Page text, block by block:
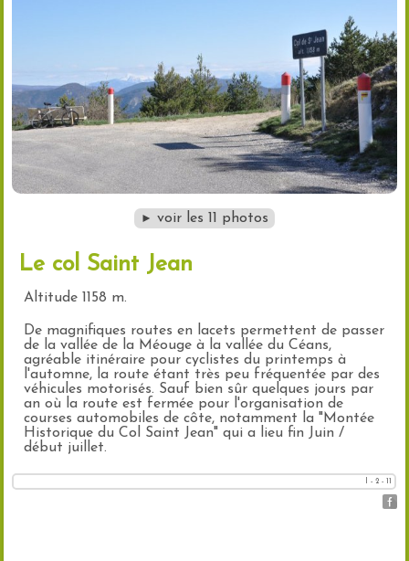
► voir les 11 photos
Le col Saint Jean
Altitude 1158 m.
De magnifiques routes en lacets permettent de passer
de la vallée de la Méouge à la vallée du Céans,
agréable itinéraire pour cyclistes du printemps à
l'automne, la route étant très peu fréquentée par des
véhicules motorisés. Sauf bien sûr quelques jours par
an où la route est fermée pour l'organisation de
courses automobiles de côte, notamment la "Montée
Historique du Col Saint Jean" qui a lieu fin Juin /
début juillet.
l - 2 - 11